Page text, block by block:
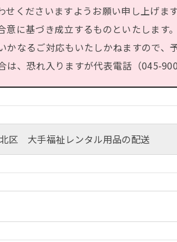
くださいますようお願い申し上げます
に基づき成立するものといたします。
なるご対応もいたしかねますので、
は、恐れ入りますが代表電話（045-